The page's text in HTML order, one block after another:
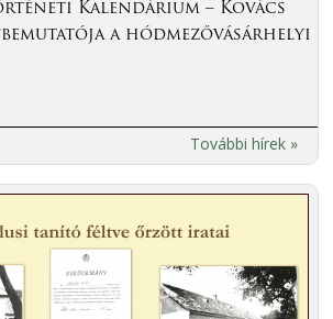
Kalendárium – Kovács
a hódmezővásárhelyi
További hírek »